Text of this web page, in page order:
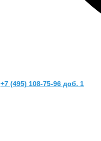
+7 (495) 108-75-96 доб. 1